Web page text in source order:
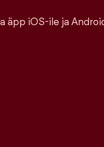
äpp iOS-ile ja